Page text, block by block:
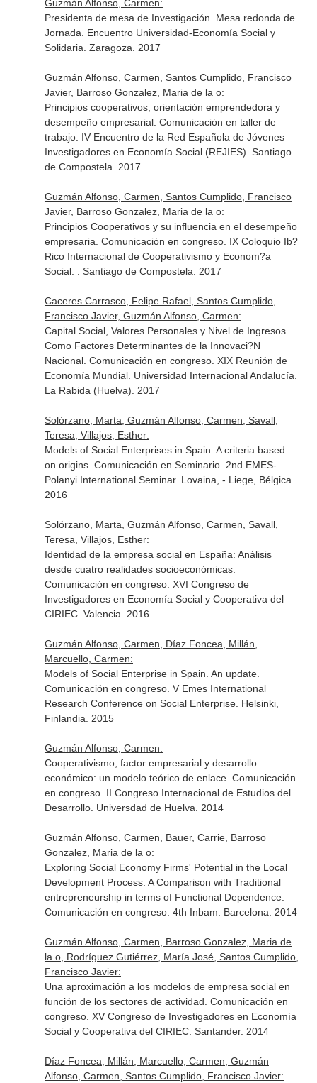
Guzmán Alfonso, Carmen:
Presidenta de mesa de Investigación. Mesa redonda de
Jornada. Encuentro Universidad-Economía Social y
Solidaria. Zaragoza. 2017
Guzmán Alfonso, Carmen, Santos Cumplido, Francisco
Javier, Barroso Gonzalez, Maria de la o:
Principios cooperativos, orientación emprendedora y
desempeño empresarial. Comunicación en taller de
trabajo. IV Encuentro de la Red Española de Jóvenes
Investigadores en Economía Social (REJIES). Santiago
de Compostela. 2017
Guzmán Alfonso, Carmen, Santos Cumplido, Francisco
Javier, Barroso Gonzalez, Maria de la o:
Principios Cooperativos y su influencia en el desempeño
empresaria. Comunicación en congreso. IX Coloquio Ib?
Rico Internacional de Cooperativismo y Econom?a
Social. . Santiago de Compostela. 2017
Caceres Carrasco, Felipe Rafael, Santos Cumplido,
Francisco Javier, Guzmán Alfonso, Carmen:
Capital Social, Valores Personales y Nivel de Ingresos
Como Factores Determinantes de la Innovaci?N
Nacional. Comunicación en congreso. XIX Reunión de
Economía Mundial. Universidad Internacional Andalucía.
La Rabida (Huelva). 2017
Solórzano, Marta, Guzmán Alfonso, Carmen, Savall,
Teresa, Villajos, Esther:
Models of Social Enterprises in Spain: A criteria based
on origins. Comunicación en Seminario. 2nd EMES-
Polanyi International Seminar. Lovaina, - Liege, Bélgica.
2016
Solórzano, Marta, Guzmán Alfonso, Carmen, Savall,
Teresa, Villajos, Esther:
Identidad de la empresa social en España: Análisis
desde cuatro realidades socioeconómicas.
Comunicación en congreso. XVI Congreso de
Investigadores en Economía Social y Cooperativa del
CIRIEC. Valencia. 2016
Guzmán Alfonso, Carmen, Díaz Foncea, Millán,
Marcuello, Carmen:
Models of Social Enterprise in Spain. An update.
Comunicación en congreso. V Emes International
Research Conference on Social Enterprise. Helsinki,
Finlandia. 2015
Guzmán Alfonso, Carmen:
Cooperativismo, factor empresarial y desarrollo
económico: un modelo teórico de enlace. Comunicación
en congreso. II Congreso Internacional de Estudios del
Desarrollo. Universdad de Huelva. 2014
Guzmán Alfonso, Carmen, Bauer, Carrie, Barroso
Gonzalez, Maria de la o:
Exploring Social Economy Firms' Potential in the Local
Development Process: A Comparison with Traditional
entrepreneurship in terms of Functional Dependence.
Comunicación en congreso. 4th Inbam. Barcelona. 2014
Guzmán Alfonso, Carmen, Barroso Gonzalez, Maria de
la o, Rodríguez Gutiérrez, María José, Santos Cumplido,
Francisco Javier:
Una aproximación a los modelos de empresa social en
función de los sectores de actividad. Comunicación en
congreso. XV Congreso de Investigadores en Economía
Social y Cooperativa del CIRIEC. Santander. 2014
Díaz Foncea, Millán, Marcuello, Carmen, Guzmán
Alfonso, Carmen, Santos Cumplido, Francisco Javier: